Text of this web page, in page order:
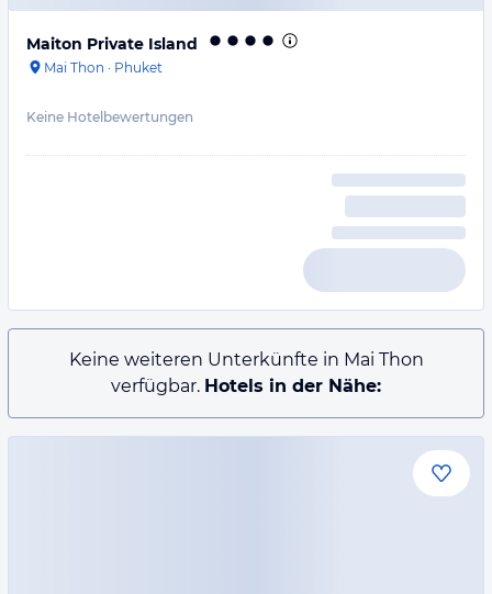
Maiton Private Island
Mai Thon · Phuket
Keine Hotelbewertungen
Keine weiteren Unterkünfte in Mai Thon
verfügbar. Hotels in der Nähe: